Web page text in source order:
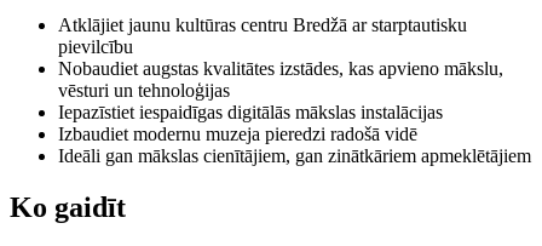
Atklājiet jaunu kultūras centru Bredžā ar starptautisku
pievilcību
Nobaudiet augstas kvalitātes izstādes, kas apvieno mākslu,
vēsturi un tehnoloģijas
Iepazīstiet iespaidīgas digitālās mākslas instalācijas
Izbaudiet modernu muzeja pieredzi radošā vidē
Ideāli gan mākslas cienītājiem, gan zinātkāriem apmeklētājiem
Ko gaidīt